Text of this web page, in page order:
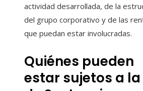
actividad desarrollada, de la
del grupo corporativo y de las
que puedan estar involucradas.
Quiénes pueden
estar sujetos a la